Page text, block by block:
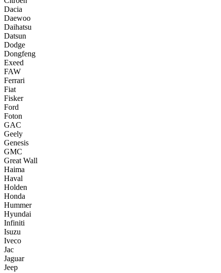
Dacia
Daewoo
Daihatsu
Datsun
Dodge
Dongfeng
Exeed
FAW
Ferrari
Fiat
Fisker
Ford
Foton
GAC
Geely
Genesis
GMC
Great Wall
Haima
Haval
Holden
Honda
Hummer
Hyundai
Infiniti
Isuzu
Iveco
Jac
Jaguar
Jeep